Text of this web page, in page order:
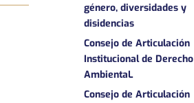
género, diversidades y
disidencias
Consejo de Articulación
Institucional de Derecho
AmbientaL
Consejo de Articulación